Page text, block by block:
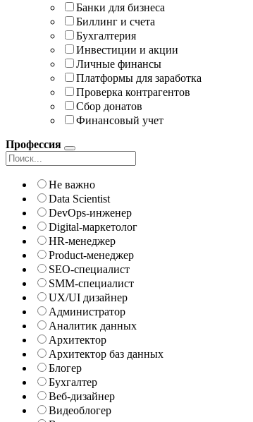
Банки для бизнеса
Биллинг и счета
Бухгалтерия
Инвестиции и акции
Личные финансы
Платформы для заработка
Проверка контрагентов
Сбор донатов
Финансовый учет
Профессия
Не важно
Data Scientist
DevOps-инженер
Digital-маркетолог
HR-менеджер
Product-менеджер
SEO-специалист
SMM-специалист
UX/UI дизайнер
Администратор
Аналитик данных
Архитектор
Архитектор баз данных
Блогер
Бухгалтер
Веб-дизайнер
Видеоблогер